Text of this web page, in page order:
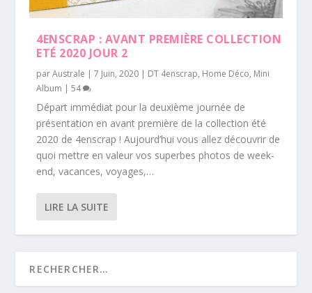
4ENSCRAP : AVANT PREMIÈRE COLLECTION
ETÉ 2020 JOUR 2
parAustrale |7 Juin, 2020 | DT 4enscrap, Home Déco, Mini
Album |54
Départ immédiat pour la deuxième journée de
présentation en avant première de la collection été
2020 de 4enscrap ! Aujourd’hui vous allez découvrir de
quoi mettre en valeur vos superbes photos de week-
end, vacances, voyages,…
LIRE LA SUITE